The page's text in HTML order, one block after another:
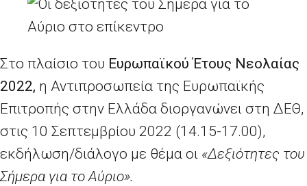
Στο πλαίσιο του Ευρωπαϊκού Έτους Νεολαίας
2022, η Αντιπροσωπεία της Ευρωπαϊκής
Επιτροπής στην Ελλάδα διοργανώνει στη ΔΕΘ,
στις 10 Σεπτεμβρίου 2022 (14.15-17.00),
εκδήλωση/διάλογο με θέμα οι «Δεξιότητες του
Σήμερα για το Αύριο».